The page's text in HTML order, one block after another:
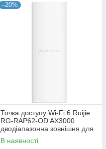
–20%
Точка доступу Wi-Fi 6 Ruijie
RG-RAP62-OD AX3000
дводіапазонна зовнішня для
забезпечення швидкісного
з'єднання до 2974 Мбіт/с з
В наявності